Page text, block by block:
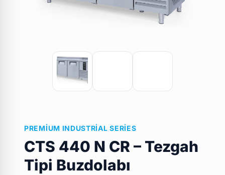
PREMIUM INDUSTRIAL SERIES
CTS 440 N CR – Tezgah
Tipi Buzdolabı